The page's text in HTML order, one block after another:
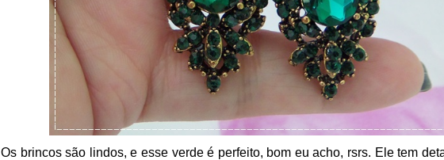
Os brincos são lindos, e esse verde é perfeito, bom eu acho, rsrs. Ele tem